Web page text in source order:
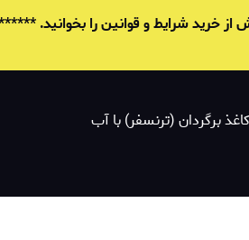
خرید شرایط و قوانين را بخوانید.
کاغذ برگردان (ترنسفر) با آب